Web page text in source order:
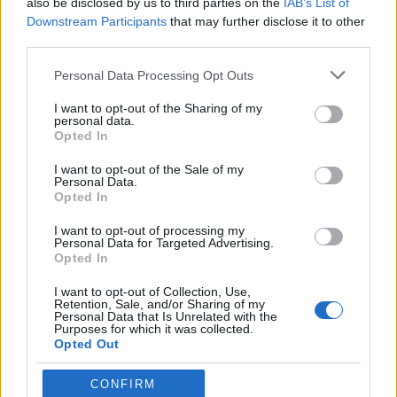
Downstream Participants that may further disclose it to other
Personal Data Processing Opt Outs
I want to opt-out of the Sharing of my
personal data.
Opted In
I want to opt-out of the Sale of my
Personal Data.
Opted In
I want to opt-out of processing my
Personal Data for Targeted Advertising.
Opted In
I want to opt-out of Collection, Use,
Retention, Sale, and/or Sharing of my
Personal Data that Is Unrelated with the
Purposes for which it was collected.
Opted Out
CONFIRM
Jakie jest przesłanie
tego fragmentu Biblii?
podejścia do spotkania z Bogiem. Pan młody
jest tu alegorią Boga, a moment stanięcia przed
przyrównany do śmierci lub dnia sądu
ostatecznego. Panny, które zawczasu zadbały o
przygotowanie się na spotkanie, bez problemu
zostały wpuszczone do symbolicznego nieba. Z
kolei te, które spóźniły się, czekały w bierny